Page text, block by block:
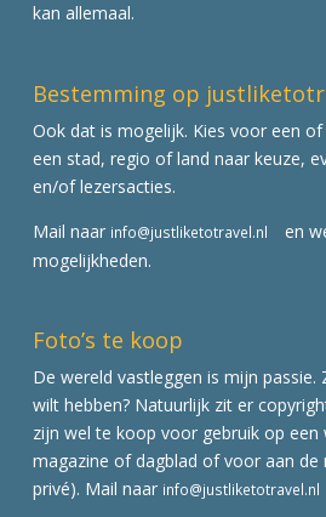
kan allemaal.
Bestemming op
Ook dat is mogelijk. Kies voor een
een stad, regio of land naar keuze,
en/of lezersacties.
Mail naar info@justliketotravel.nl
en
mogelijkheden.
Foto’s te koop
De wereld vastleggen is mijn
wilt hebben? Natuurlijk zit er
zijn wel te koop voor gebruik op een
magazine of dagblad of voor aan de
privé). Mail naar info@justliketotravel.nl